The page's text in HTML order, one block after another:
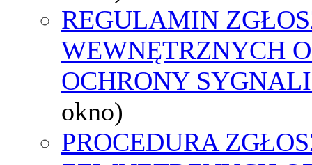
REGULAMIN
WEWNĘTRZNYCH
OCHRONY
okno)
PROCEDURA